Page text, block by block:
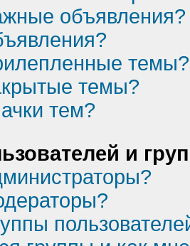
объявления?
темы?
темы?
тем?
и